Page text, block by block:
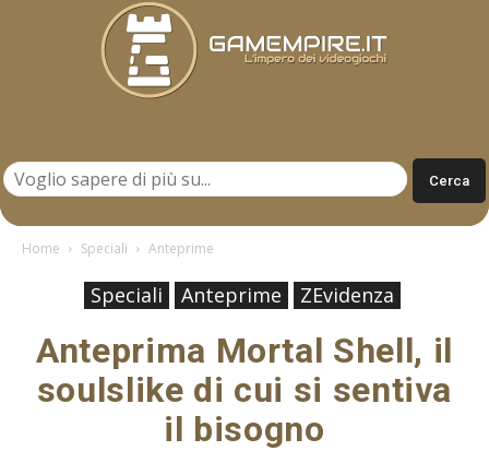
Home Speciali Anteprime
Speciali Anteprime ZEvidenza
Anteprima Mortal Shell, il
soulslike di cui si sentiva
il bisogno